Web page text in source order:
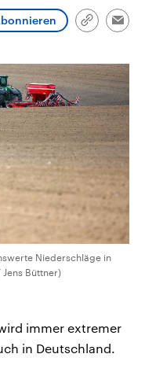
aktuelle Weltgeschehen.
Link
Niederschläge in
Büttner)
immer extremer
in Deutschland.